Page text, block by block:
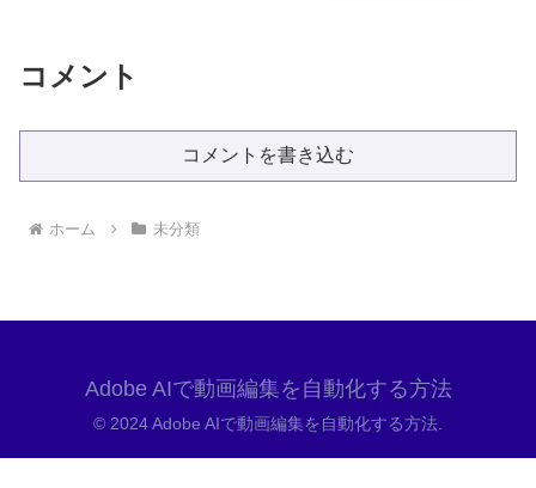
コメント
コメントを書き込む
ホーム 未分類
Adobe AIで動画編集を自動化する方法
© 2024 Adobe AIで動画編集を自動化する方法.